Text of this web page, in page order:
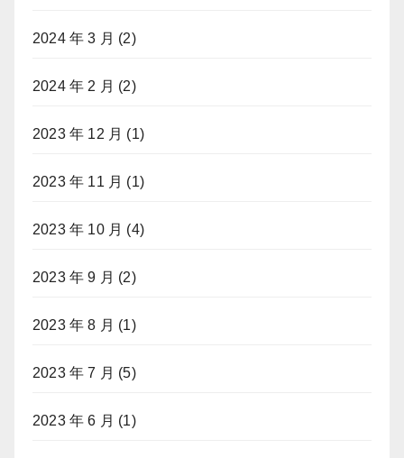
2024 年 3 月 (2)
2024 年 2 月 (2)
2023 年 12 月 (1)
2023 年 11 月 (1)
2023 年 10 月 (4)
2023 年 9 月 (2)
2023 年 8 月 (1)
2023 年 7 月 (5)
2023 年 6 月 (1)